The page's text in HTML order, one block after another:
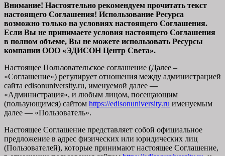
Внимание! Настоятельно рекомендуем прочитать текст
настоящего Соглашения! Использование Ресурса
возможно только на условиях настоящего Соглашения.
Если Вы не принимаете условия настоящего Соглашения
в полном объеме, Вы не можете использовать Ресурсы
компании ООО «ЭДИСОН Центр Света».
Настоящее Пользовательское соглашение (Далее –
«Соглашение») регулирует отношения между администрацией
сайта edisonuniversity.ru, именуемой далее —
«Администрация», и любым лицом, посещающим
(пользующимся) сайтом https://edisonuniversity.ru именуемым
далее — «Пользователь».
Настоящее Соглашение представляет собой официальное
предложение в адрес физических или юридических лиц
(Пользователей), которые принимают настоящее Соглашение,